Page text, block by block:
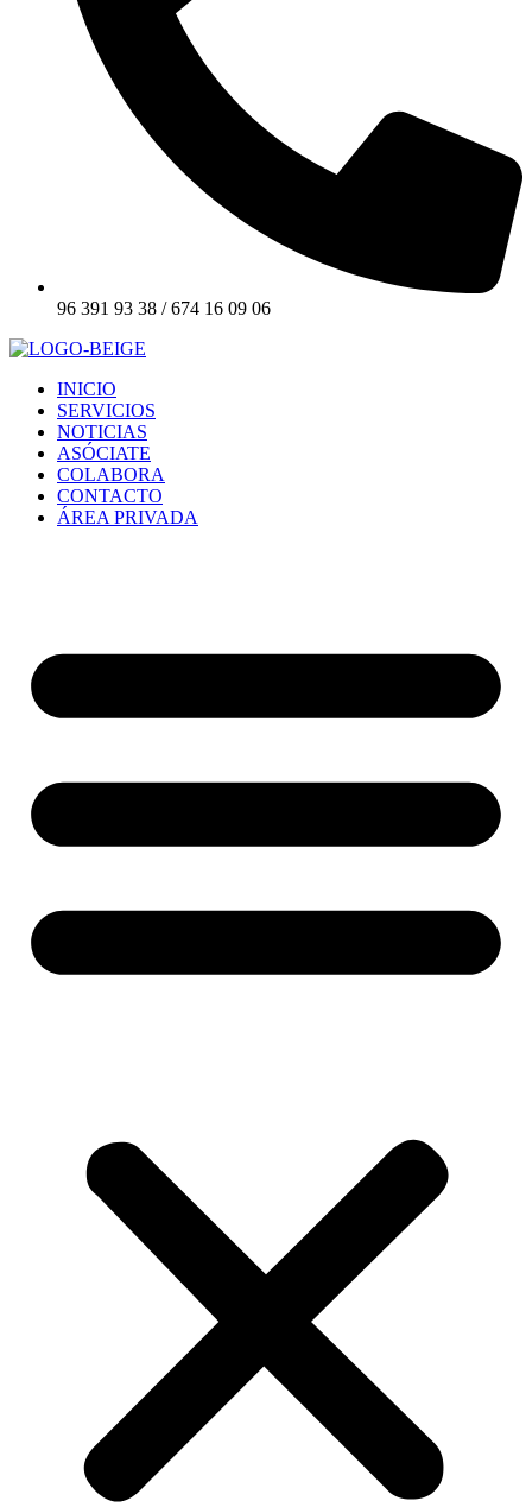
96 391 93 38 / 674 16 09 06
INICIO
SERVICIOS
NOTICIAS
ASÓCIATE
COLABORA
CONTACTO
ÁREA PRIVADA